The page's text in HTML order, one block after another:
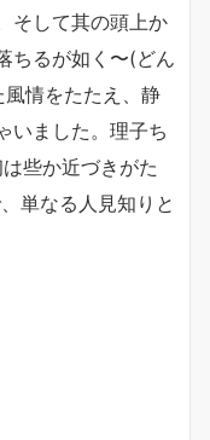
そして其の頭上か
ちるが如く〜(どん
情をたたえ、静
いました。理子ち
些か近づきがた
単なる人見知りと